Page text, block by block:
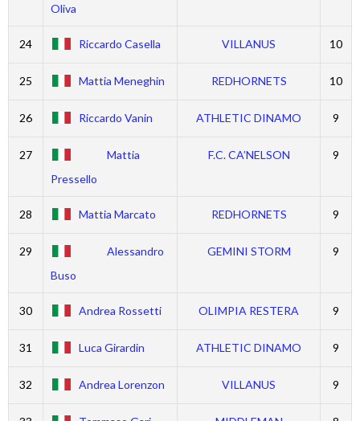
Oliva
24 Riccardo Casella VILLANUS 10
25 Mattia Meneghin REDHORNETS 10
26 Riccardo Vanin ATHLETIC DINAMO 9
27
Mattia
Pressello
F.C. CA’NELSON 9
28 Mattia Marcato REDHORNETS 9
29
Alessandro
Buso
GEMINI STORM 9
30 Andrea Rossetti OLIMPIA RESTERA 9
31 Luca Girardin ATHLETIC DINAMO 9
32 Andrea Lorenzon VILLANUS 9